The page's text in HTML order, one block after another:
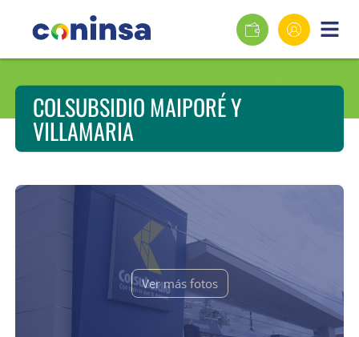
COLSUBSIDIO MAIPORÉ Y
VILLAMARIA
Ver más fotos